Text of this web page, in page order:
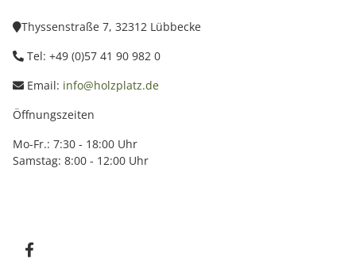
Thyssenstraße 7, 32312 Lübbecke
Tel: +49 (0)57 41 90 982 0
Email: info@holzplatz.de
Öffnungszeiten
Mo-Fr.: 7:30 - 18:00 Uhr
Samstag: 8:00 - 12:00 Uhr